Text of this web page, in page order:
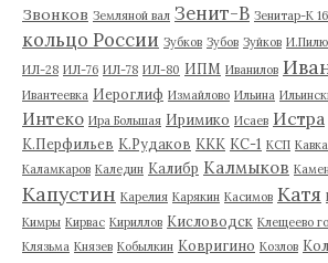
Звонков Земляной вал Зенит-В Зенитар-К
кольцо России Зубков Зубов Зуйков
ИЛ-28 ИЛ-76 ИЛ-78 ИЛ-80 ИПМ Иванилов
Ивантеевка Иероглиф Измайлово Ильина
Интеко Ира Большая Иримико Исаев Истра
К.Перфильев К.Рудаков ККК КС-1 КСП
Каламкаров Каледин Калибр Калмыков
Капустин Карелия Карякин Касимов Катя
Кимры Кирвас Кириллов Кисловодск Клещеево
Клязьма Князев Кобылкин Ковригино Козлов